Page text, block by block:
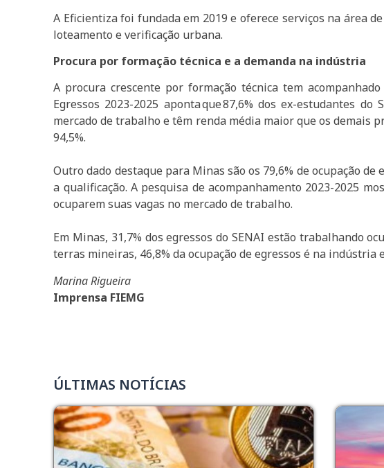
A Eficientiza foi fundada em 2019 e oferece serviços na área
loteamento e verificação urbana.
Procura por formação técnica e a demanda na indústria
A procura crescente por formação técnica tem
Egressos 2023-2025 aponta que 87,6% dos ex-estudantes
mercado de trabalho e têm renda média maior que os demais
94,5%.
Outro dado destaque para Minas são os 79,6% de ocupação
a qualificação. A pesquisa de acompanhamento 2023-2025
ocuparem suas vagas no mercado de trabalho.
Em Minas, 31,7% dos egressos do SENAI estão trabalhando
terras mineiras, 46,8% da ocupação de egressos é na
Marina Rigueira
Imprensa FIEMG
ÚLTIMAS NOTÍCIAS